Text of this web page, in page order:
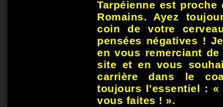
Tarpéienne est
Romains. Ayez
coin de votre
pensées négatives !
en vous remerciant
site et en vous
carrière dans le
toujours l’essentiel :
vous faites ! ».